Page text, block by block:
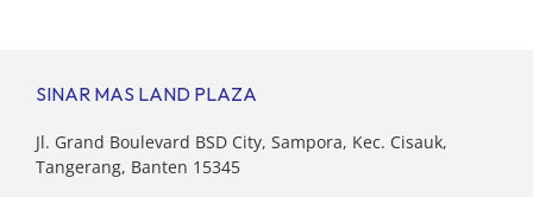
SINAR MAS LAND PLAZA
Jl. Grand Boulevard BSD City, Sampora, Kec. Cisauk,
Tangerang, Banten 15345